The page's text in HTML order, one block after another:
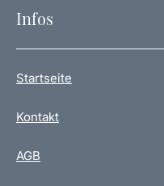
Infos
Startseite
Kontakt
AGB